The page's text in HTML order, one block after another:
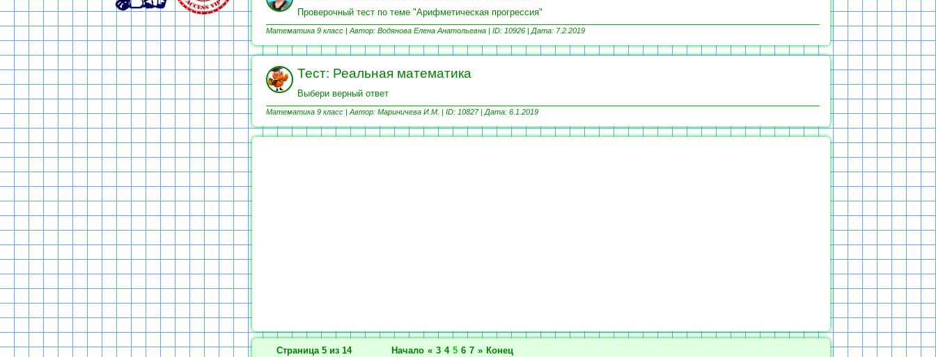
Проверочный тест по теме "Арифметическая прогрессия"
Математика 9 класс | Автор: Водянова Елена Анатольевна | ID: 10926 | Дата: 7.2.2019
Тест: Реальная математика
Выбери верный ответ
Математика 9 класс | Автор: Мариничева И.М. | ID: 10827 | Дата: 6.1.2019
Страница 5 из 14 Начало « 3 4 5 6 7 » Конец